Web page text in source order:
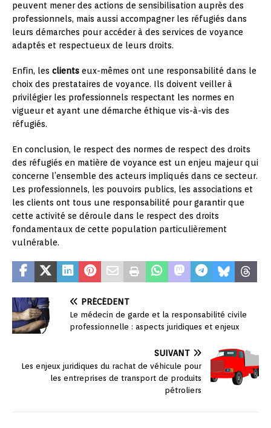
peuvent mener des actions de sensibilisation auprès des
professionnels, mais aussi accompagner les réfugiés dans
leurs démarches pour accéder à des services de voyance
adaptés et respectueux de leurs droits.
Enfin, les clients eux-mêmes ont une responsabilité dans le
choix des prestataires de voyance. Ils doivent veiller à
privilégier les professionnels respectant les normes en
vigueur et ayant une démarche éthique vis-à-vis des
réfugiés.
En conclusion, le respect des normes de respect des droits
des réfugiés en matière de voyance est un enjeu majeur qui
concerne l’ensemble des acteurs impliqués dans ce secteur.
Les professionnels, les pouvoirs publics, les associations et
les clients ont tous une responsabilité pour garantir que
cette activité se déroule dans le respect des droits
fondamentaux de cette population particulièrement
vulnérable.
PRÉCÉDENT
Le médecin de garde et la responsabilité civile
professionnelle : aspects juridiques et enjeux
SUIVANT
Les enjeux juridiques du rachat de véhicule pour
les entreprises de transport de produits
pétroliers